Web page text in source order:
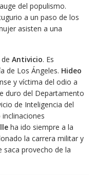
del populismo.
a un paso de los
asisten a una
Antivicio. Es
de Los Ángeles. Hideo
y víctima del odio a
duro del Departamento
de Inteligencia del
ha ido siempre a la
la carrera militar y
saca provecho de la